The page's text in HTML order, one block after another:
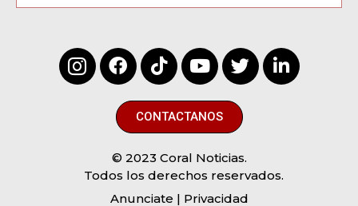
CONTACTANOS
© 2023 Coral Noticias.
Todos los derechos reservados.
Anunciate | Privacidad